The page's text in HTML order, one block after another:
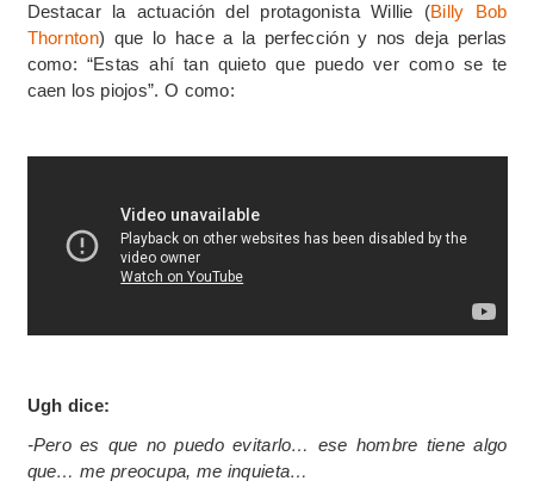
Destacar la actuación del protagonista Willie (Billy Bob
Thornton) que lo hace a la perfección y nos deja perlas
como: “Estas ahí tan quieto que puedo ver como se te
caen los piojos”. O como:
Ugh dice:
-Pero es que no puedo evitarlo… ese hombre tiene algo
que… me preocupa, me inquieta…